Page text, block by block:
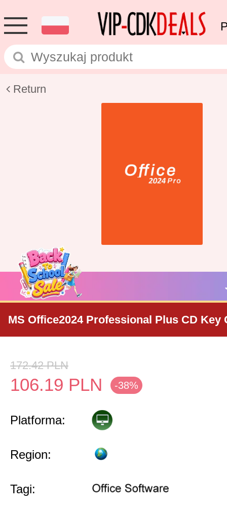
Return
MS Office2024 Professional Plus CD Key
172.42 PLN
106.19 PLN -38%
Platforma:
Region:
Tagi: